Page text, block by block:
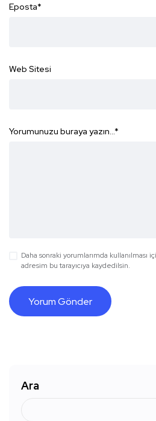
Eposta*
Web Sitesi
Yorumunuzu buraya yazın...*
Daha sonraki yorumlarımda kullanılması
adresim bu tarayıcıya kaydedilsin.
Ara